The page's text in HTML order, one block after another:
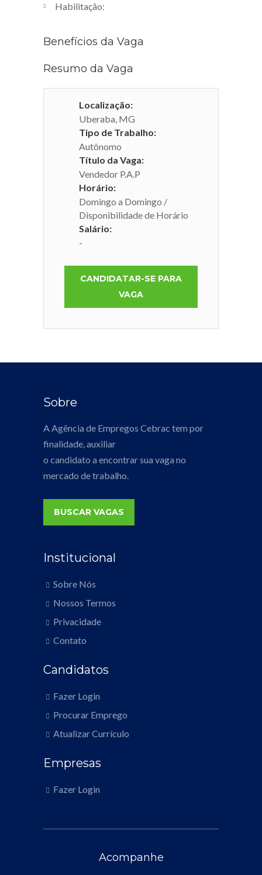
Habilitação:
Benefícios da Vaga
Resumo da Vaga
Localização:
Uberaba, MG
Tipo de Trabalho:
Autônomo
Título da Vaga:
Vendedor P.A.P
Horário:
Domingo a Domingo /
Disponibilidade de Horário
Salário:
-
CANDIDATAR-SE PARA
VAGA
Sobre
A Agência de Empregos Cebrac tem por
finalidade, auxiliar
o candidato a encontrar sua vaga no
mercado de trabalho.
BUSCAR VAGAS
Institucional
Sobre Nós
Nossos Termos
Privacidade
Contato
Candidatos
Fazer Login
Procurar Emprego
Atualizar Currículo
Empresas
Fazer Login
Acompanhe